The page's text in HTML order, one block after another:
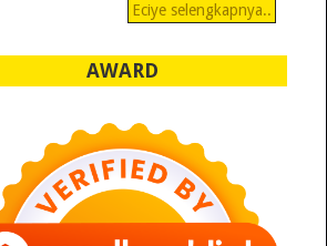
Eciye selengkapnya..
AWARD